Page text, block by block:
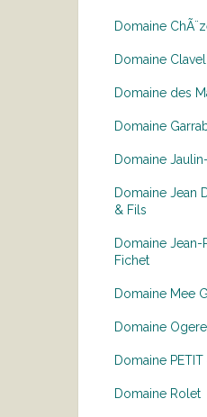
Domaine
Domaine Clavel
Domaine des
Domaine
Domaine
Domaine Jean
& Fils
Domaine Jean-
Fichet
Domaine Mee
Domaine
Domaine
Domaine Rolet